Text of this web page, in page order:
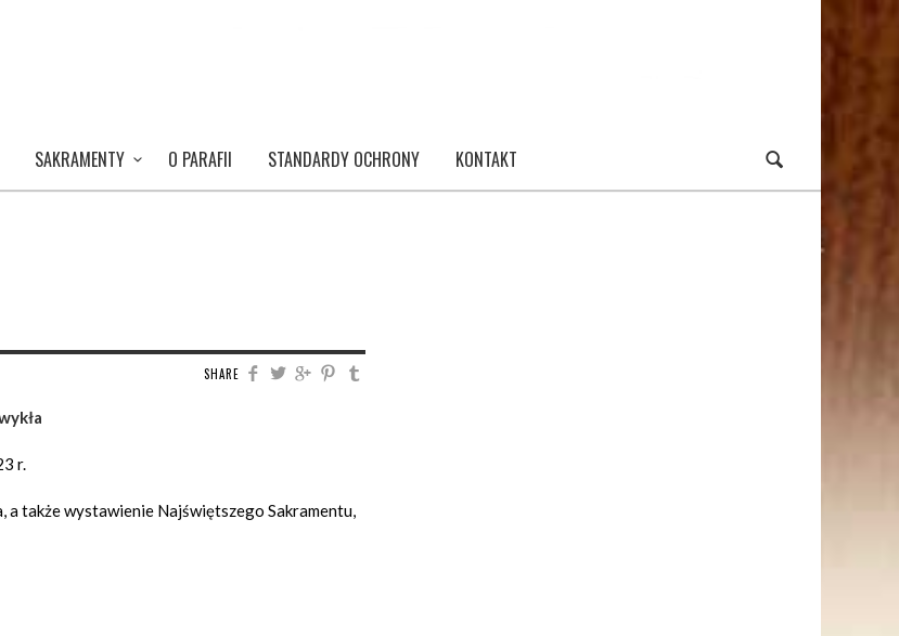
SAKRAMENTY O PARAFII STANDARDY OCHRONY KONTAKT
SHARE
r.
a także wystawienie Najświętszego Sakramentu,